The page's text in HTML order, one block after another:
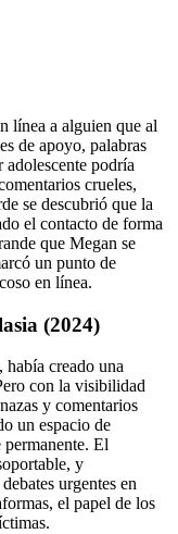
línea a alguien que al
de apoyo, palabras
adolescente podría
crueles,
se descubrió que la
el contacto de forma
que Megan se
un punto de
en línea.
(2024)
había creado una
con la visibilidad
y comentarios
un espacio de
El
y
urgentes en
el papel de los